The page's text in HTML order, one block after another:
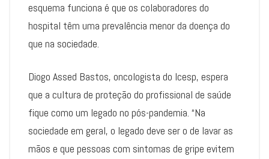
esquema funciona é que os colaboradores do
hospital têm uma prevalência menor da doença do
que na sociedade.
Diogo Assed Bastos, oncologista do Icesp, espera
que a cultura de proteção do profissional de saúde
fique como um legado no pós-pandemia. “Na
sociedade em geral, o legado deve ser o de lavar as
mãos e que pessoas com sintomas de gripe evitem